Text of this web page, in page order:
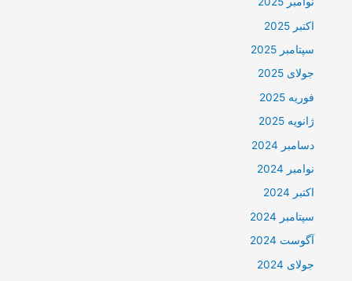
اکتبر 2025
سپتامبر 2025
جولای 2025
فوریه 2025
ژانویه 2025
دسامبر 2024
نوامبر 2024
اکتبر 2024
سپتامبر 2024
آگوست 2024
جولای 2024